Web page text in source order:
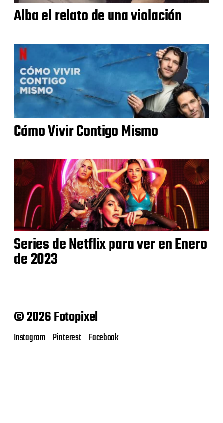
Alba el relato de una violación
Cómo Vivir Contigo Mismo
Series de Netflix para ver en Enero
de 2023
© 2026 Fotopixel
Instagram Pinterest Facebook